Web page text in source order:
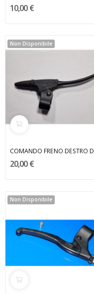
10,00 €
Non Disponibile
20,00 €
Non Disponibile